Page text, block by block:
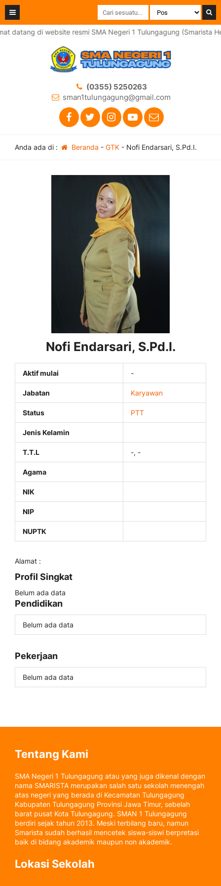
datang di website resmi SMA Negeri 1 Tulungagung (Smarista
(0355) 5250263
sman1tulungagung@gmail.com
Anda ada di : Beranda - GTK- Nofi Endarsari, S.Pd.I.
Nofi Endarsari, S.Pd.I.
Aktif mulai -
Jabatan Karyawan
Status PTT
Jenis Kelamin
T.T.L -, -
Agama
NIK
NIP
NUPTK
Alamat :
Profil Singkat
Belum ada data
Pendidikan
Belum ada data
Pekerjaan
Belum ada data
Tentang Kami
SMA Negeri 1 Tulungagung atau yang juga dikenal dengan
nama SMARISTA merupakan salah satu sekolah menengah
atas negeri yang berada di Kecamatan Tulungagung
Kabupaten Tulungagung Provinsi Jawa Timur, sebelah
barat pusat Kota Tulungagung. SMAN 1 Tulungagung
berdiri sejak tahun 2013. Meski terbilang baru, namun
Smarista sudah berhasil mencetek siswa-siswi berpretasi
baik di bidang akademik maupun non akademik.
Lokasi Sekolah